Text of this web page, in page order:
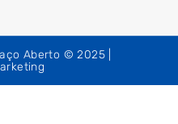
Aberto © 2025 |